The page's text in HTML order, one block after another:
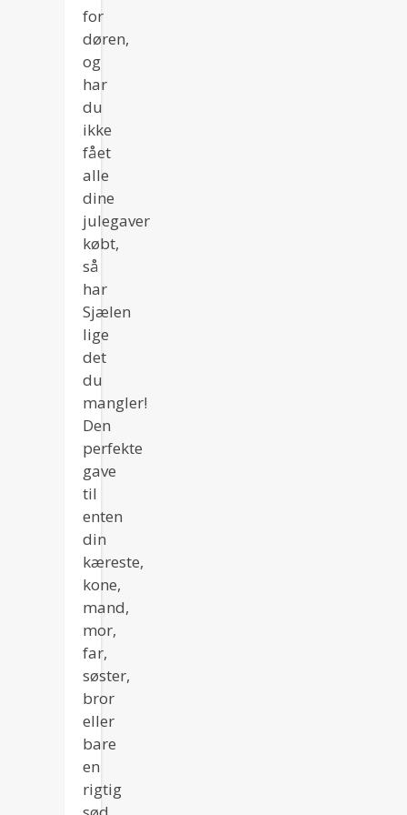
for
døren,
og
har
du
ikke
fået
alle
dine
julegaver
købt,
så
har
Sjælen
lige
det
du
mangler!
Den
perfekte
gave
til
enten
din
kæreste,
kone,
mand,
mor,
far,
søster,
bror
eller
bare
en
rigtig